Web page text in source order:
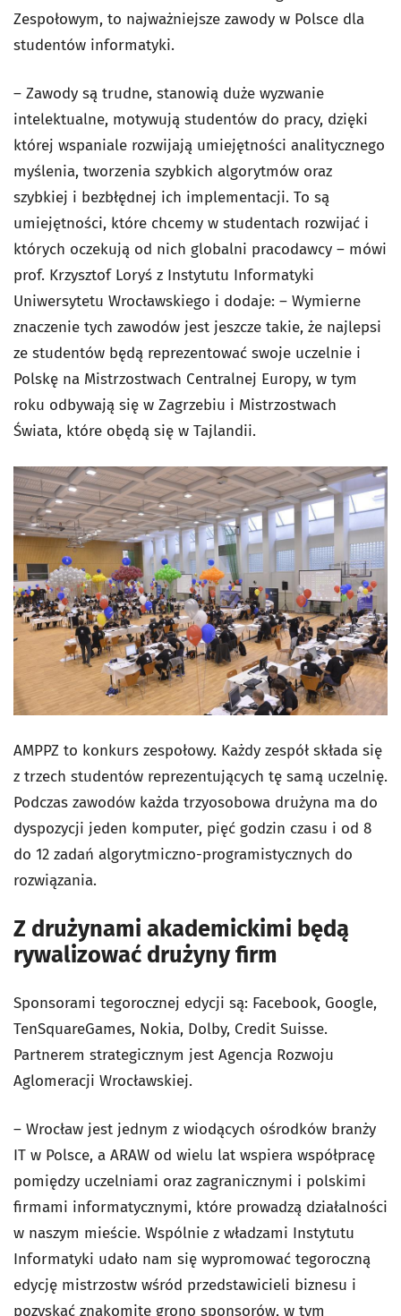
Zespołowym, to najważniejsze zawody w Polsce dla
studentów informatyki.
– Zawody są trudne, stanowią duże wyzwanie
intelektualne, motywują studentów do pracy, dzięki
której wspaniale rozwijają umiejętności analitycznego
myślenia, tworzenia szybkich algorytmów oraz
szybkiej i bezbłędnej ich implementacji. To są
umiejętności, które chcemy w studentach rozwijać i
których oczekują od nich globalni pracodawcy – mówi
prof. Krzysztof Loryś z Instytutu Informatyki
Uniwersytetu Wrocławskiego i dodaje: – Wymierne
znaczenie tych zawodów jest jeszcze takie, że najlepsi
ze studentów będą reprezentować swoje uczelnie i
Polskę na Mistrzostwach Centralnej Europy, w tym
roku odbywają się w Zagrzebiu i Mistrzostwach
Świata, które obędą się w Tajlandii.
AMPPZ to konkurs zespołowy. Każdy zespół składa się
z trzech studentów reprezentujących tę samą uczelnię.
Podczas zawodów każda trzyosobowa drużyna ma do
dyspozycji jeden komputer, pięć godzin czasu i od 8
do 12 zadań algorytmiczno-programistycznych do
rozwiązania.
Z drużynami akademickimi będą
rywalizować drużyny firm
Sponsorami tegorocznej edycji są: Facebook, Google,
TenSquareGames, Nokia, Dolby, Credit Suisse.
Partnerem strategicznym jest Agencja Rozwoju
Aglomeracji Wrocławskiej.
– Wrocław jest jednym z wiodących ośrodków branży
IT w Polsce, a ARAW od wielu lat wspiera współpracę
pomiędzy uczelniami oraz zagranicznymi i polskimi
firmami informatycznymi, które prowadzą działalności
w naszym mieście. Wspólnie z władzami Instytutu
Informatyki udało nam się wypromować tegoroczną
edycję mistrzostw wśród przedstawicieli biznesu i
pozyskać znakomite grono sponsorów, w tym